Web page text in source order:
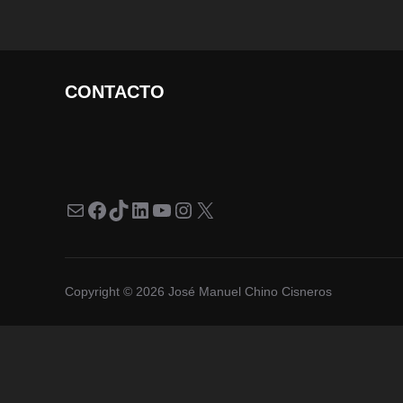
CONTACTO
Correo electrónico
Facebook
TikTok
LinkedIn
YouTube
Instagram
X
Copyright © 2026 José Manuel Chino Cisneros